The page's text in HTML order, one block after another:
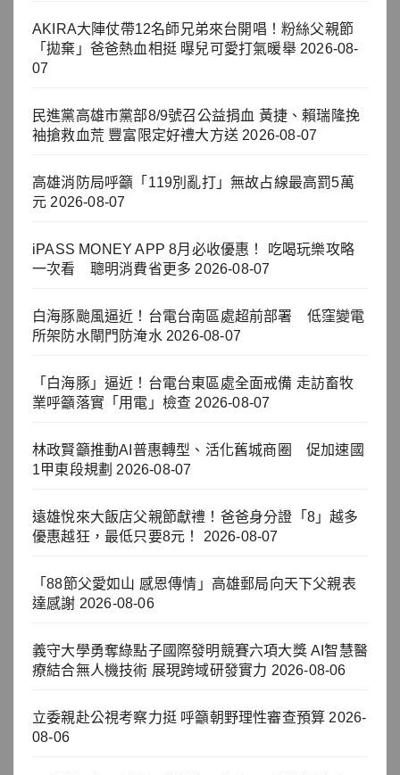
AKIRA大陣仗帶12名師兄弟來台開唱！粉絲父親節
「拋棄」爸爸熱血相挺 曝兒可愛打氣暖舉 2026-08-
07
民進黨高雄市黨部8/9號召公益捐血 黃捷、賴瑞隆挽
袖搶救血荒 豐富限定好禮大方送 2026-08-07
高雄消防局呼籲「119別亂打」無故占線最高罰5萬
元 2026-08-07
iPASS MONEY APP 8月必收優惠！ 吃喝玩樂攻略
一次看 聰明消費省更多 2026-08-07
白海豚颱風逼近！台電台南區處超前部署 低窪變電
所架防水閘門防淹水 2026-08-07
「白海豚」逼近！台電台東區處全面戒備 走訪畜牧
業呼籲落實「用電」檢查 2026-08-07
林政賢籲推動AI普惠轉型、活化舊城商圈 促加速國
1甲東段規劃 2026-08-07
遠雄悅來大飯店父親節獻禮！爸爸身分證「8」越多
優惠越狂，最低只要8元！
2026-08-07
「88節父愛如山 感恩傳情」高雄郵局向天下父親表
達感謝 2026-08-06
義守大學勇奪綠點子國際發明競賽六項大獎 AI智慧醫
療結合無人機技術 展現跨域研發實力 2026-08-06
立委親赴公視考察力挺 呼籲朝野理性審查預算 2026-
08-06